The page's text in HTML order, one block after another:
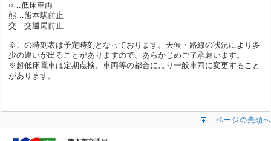
○…低床車両
熊…熊本駅前止
交…交通局前止
※この時刻表は予定時刻となっております。天候・路線の状況により多
少の違いが出ることがありますので、あらかじめご了承願います。
※超低床電車は定期点検、車両等の都合により一般車両に変更すること
があります。
ページの先頭へ